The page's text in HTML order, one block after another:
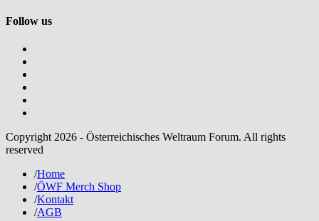
Follow us
Copyright 2026 - Österreichisches Weltraum Forum. All rights
reserved
/Home
/ÖWF Merch Shop
/Kontakt
/AGB